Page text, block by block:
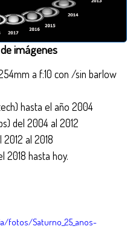
imágenes
a f:10 con /sin barlow
hasta el año 2004
del 2004 al 2012
2012 al 2018
2018 hasta hoy.
fotos/Saturno_25_anos-